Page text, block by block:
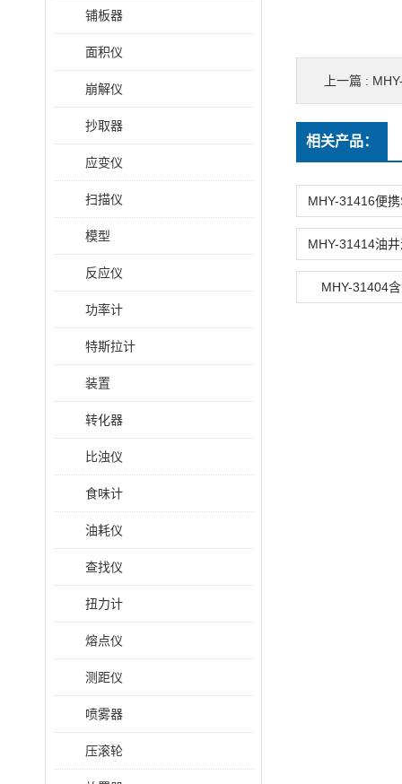
铺板器
面积仪
崩解仪
抄取器
应变仪
扫描仪
模型
反应仪
功率计
特斯拉计
装置
转化器
比浊仪
食味计
油耗仪
查找仪
扭力计
熔点仪
测距仪
喷雾器
压滚轮
上一篇 :
相关产品：
MHY-31404